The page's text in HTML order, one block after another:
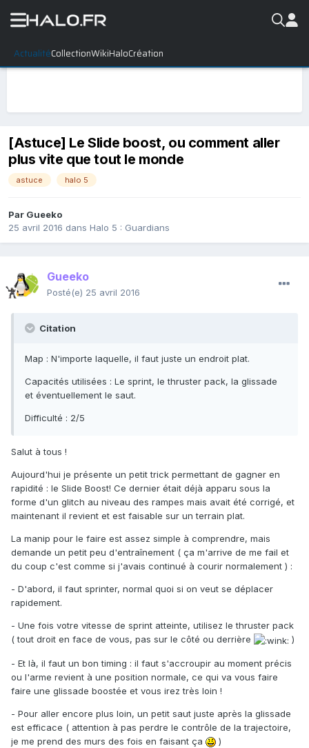
ActualitéCollectionWikiHaloCréation
[Astuce] Le Slide boost, ou comment aller
plus vite que tout le monde
astuce halo 5
Par Gueeko
25 avril 2016 dans Halo 5 : Guardians
Gueeko
Posté(e) 25 avril 2016
Citation
Map : N'importe laquelle, il faut juste un endroit plat.
Capacités utilisées : Le sprint, le thruster pack, la glissade
et éventuellement le saut.
Difficulté : 2/5
Salut à tous !
Aujourd'hui je présente un petit trick permettant de gagner en
rapidité : le Slide Boost! Ce dernier était déjà apparu sous la
forme d'un glitch au niveau des rampes mais avait été corrigé, et
maintenant il revient et est faisable sur un terrain plat.
La manip pour le faire est assez simple à comprendre, mais
demande un petit peu d'entraînement ( ça m'arrive de me fail et
du coup c'est comme si j'avais continué à courir normalement ) :
- D'abord, il faut sprinter, normal quoi si on veut se déplacer
rapidement.
- Une fois votre vitesse de sprint atteinte, utilisez le thruster pack
( tout droit en face de vous, pas sur le côté ou derrière
)
- Et là, il faut un bon timing : il faut s'accroupir au moment précis
ou l'arme revient à une position normale, ce qui va vous faire
faire une glissade boostée et vous irez très loin !
- Pour aller encore plus loin, un petit saut juste après la glissade
est efficace ( attention à pas perdre le contrôle de la trajectoire,
je me prend des murs des fois en faisant ça
)